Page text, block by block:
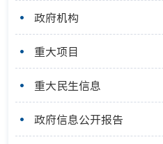
政府机构
重大项目
重大民生信息
政府信息公开报告